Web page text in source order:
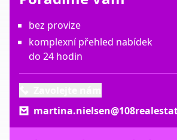
bez provize
komplexní přehled nabídek
do 24 hodin